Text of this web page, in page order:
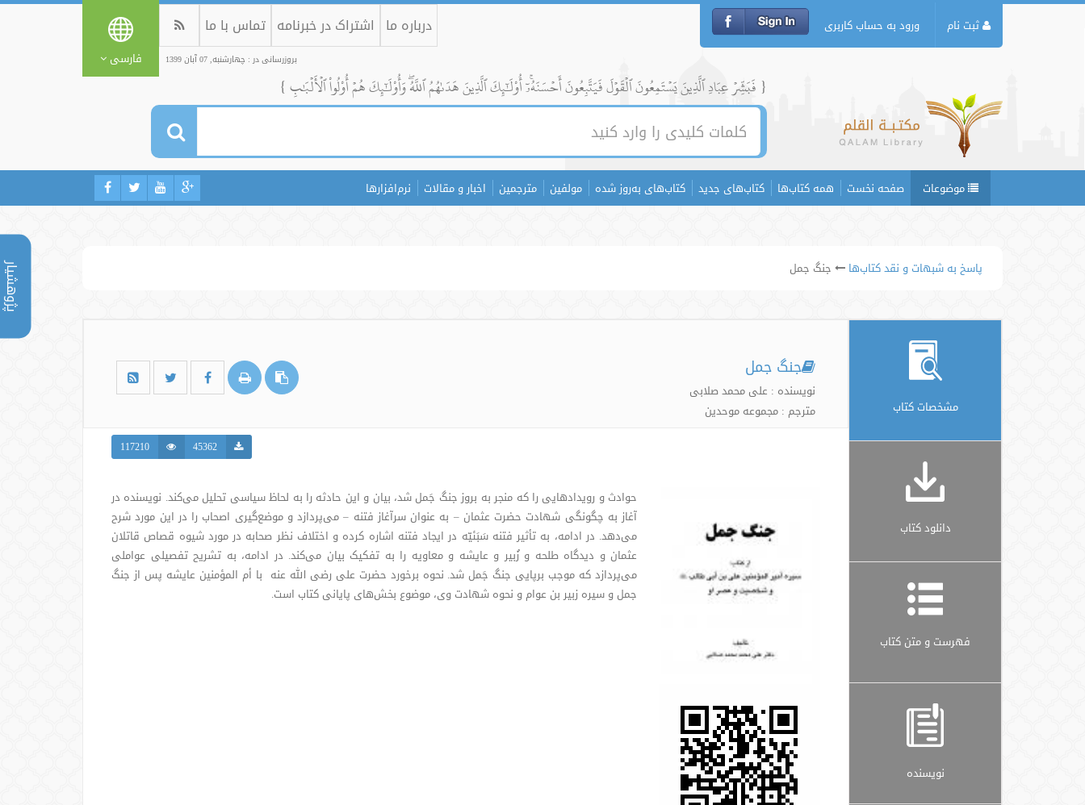
پژوهشیار
ثبت نام ورود به حساب کاربری درباره ما اشتراک در خبرنامه تماس با ما
بروزرسانی در : چهارشنبه, 07 آبان 1399 فارسی
{ فَبَشِّرۡ عِبَادِ ٱلَّذِينَ يَسۡتَمِعُونَ ٱلۡقَوۡلَ فَيَتَّبِعُونَ أَحۡسَنَهُۥٓۚ أُوْلَٰٓئِكَ ٱلَّذِينَ هَدَىٰهُمُ ٱللَّهُۖ وَأُوْلَٰٓئِكَ هُمۡ أُوْلُواْ ٱلۡأَلۡبَٰبِ }
موضوعات صفحه نخست همه کتاب‌ها کتاب‌های جدید کتاب‌های به‌روز شده مولفین مترجمین اخبار و مقالات نرم‌افزارها
پاسخ به شبهات و نقد کتاب‌ها جنگ جمل
مشخصات کتاب
دانلود کتاب
فهرست و متن کتاب
نویسنده
جنگ جمل
نویسنده : علی محمد صلابی
مترجم : مجموعه موحدین
45362
117210
حوادث و رویدادهایی را که منجر به بروز جنگ جَمل شد، بیان و این حادثه را به لحاظ سیاسی تحلیل می‌کند. نویسنده در
آغاز به چگونگی شهادت حضرت عثمان – به عنوان سرآغاز فتنه – می‌پردازد و موضع‌گیری اصحاب را در این مورد شرح
می‌دهد. در ادامه، به تأثیر فتنه سَبَئیّه در ایجاد فتنه اشاره کرده و اختلاف نظر صحابه در مورد شیوه قصاص قاتلان
عثمان و دیدگاه طلحه و زُبیر و عایشه و معاویه را به تفکیک بیان می‌کند. در ادامه، به تشریح تفصیلی عواملی
می‌پردازد که موجب برپایی جنگ جَمل شد. نحوه برخورد حضرت علی رضی الله عنه با أم المؤمنین عایشه پس از جنگ
جمل و سیره زبیر بن عوام و نحوه شهادت وی، موضوع بخش‌های پایانی کتاب است.